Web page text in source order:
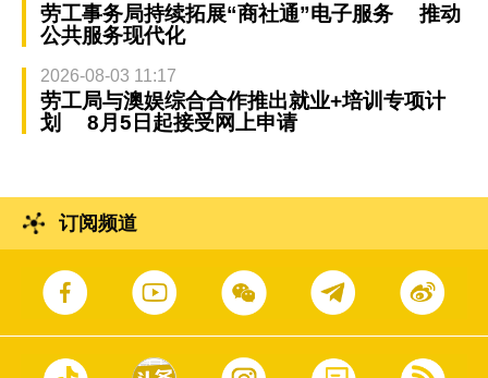
劳工事务局持续拓展“商社通”电子服务 推动
公共服务现代化
2026-08-03 11:17
劳工局与澳娱综合合作推出就业+培训专项计
划 8月5日起接受网上申请
订阅频道